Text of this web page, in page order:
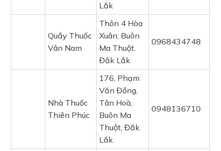
Lắk
Quầy Thuốc
Vân Nam
Thôn 4 Hòa
Xuân, Buôn
Ma Thuột,
Đắk Lắk
0968434748
Nhà Thuốc
Thiên Phúc
176, Phạm
Văn Đồng,
Tân Hoà,
Buôn Ma
Thuột, Đắk
Lắk
0948136710